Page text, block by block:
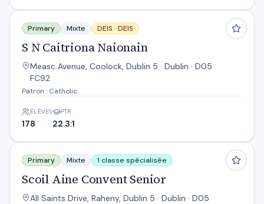
S N Caitriona Naionain
Primary Mixte DEIS · DEIS
S N Caitriona Naionain
Measc Avenue, Coolock, Dublin 5 · Dublin · D05
FC92
Patron : Catholic
ÉLÈVES
178
PTR
22.3:1
Scoil Aine Convent Senior
Primary Mixte 1 classe spécialisée
Scoil Aine Convent Senior
All Saints Drive, Raheny, Dublin 5 · Dublin · D05